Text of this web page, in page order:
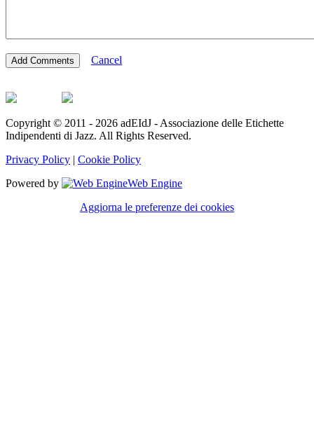
Cancel
Copyright © 2011 - 2026 adEIdJ - Associazione delle Etichette
Indipendenti di Jazz. All Rights Reserved.
Privacy Policy | Cookie Policy
Powered by
Web Engine
Aggiorna le preferenze dei cookies